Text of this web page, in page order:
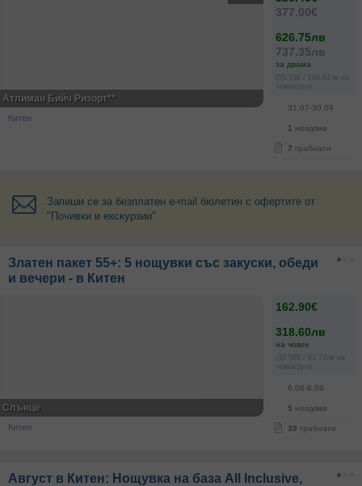
377.00€
626.75лв
737.35лв
за двама
(55.53€ / 108.61лв на
човек/ден)
31.07-30.09
1 нощувка
7 грабнати
Атлиман Бийч Ризорт**
Китен
Запиши се за безплатен e-mail бюлетин с офертите от
"Почивки и екскурзии"
Златен пакет 55+: 5 нощувки със закуски, обеди
и вечери - в Китен
162.90€
318.60лв
на човек
(32.58€ / 63.72лв на
човек/ден)
6.06-8.09
5 нощувки
39 грабнати
Слънце
Китен
Август в Китен: Нощувка на база All Inclusive,